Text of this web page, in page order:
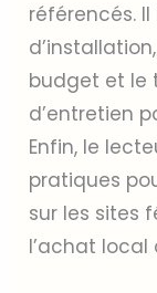
référencés.
budget et le
d’entretien
Enfin, le
pratiques
sur les sites
l’achat local